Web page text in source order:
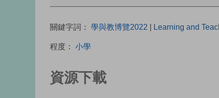
關鍵字詞： 學與教博覽2022 Learning and
程度： 小學
資源下載